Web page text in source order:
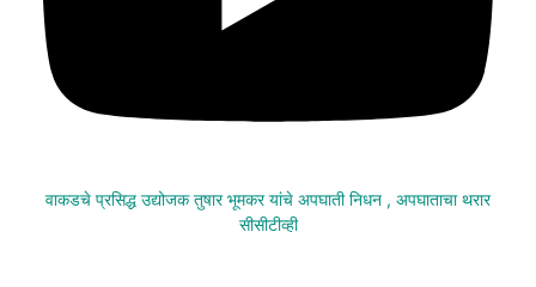
वाकडचे प्रसिद्ध उद्योजक तुषार भूमकर यांचे अपघाती निधन , अपघाताचा थरार
सीसीटीव्ही